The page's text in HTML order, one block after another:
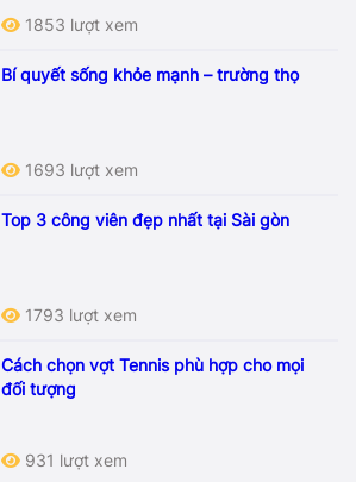
1853 lượt xem
Bí quyết sống khỏe mạnh – trường thọ
1693 lượt xem
Top 3 công viên đẹp nhất tại Sài gòn
1793 lượt xem
Cách chọn vợt Tennis phù hợp cho mọi
đối tượng
931 lượt xem